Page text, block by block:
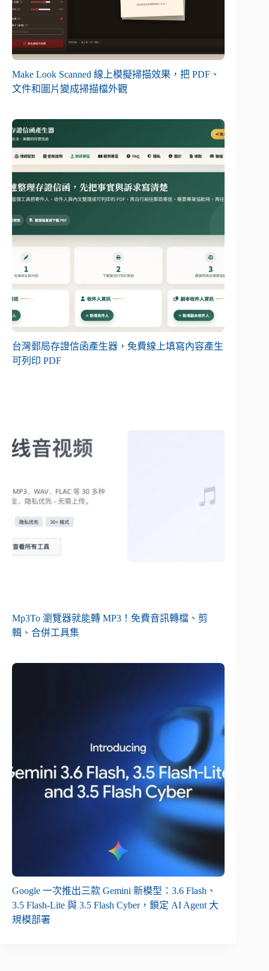
Make Look Scanned 線上模擬掃描效果，把 PDF、
文件和圖片變成掃描檔外觀
台灣郵局存證信函產生器，免費線上填寫內容產生
可列印 PDF
Mp3To 瀏覽器就能轉 MP3！免費音訊轉檔、剪
輯、合併工具集
Google 一次推出三款 Gemini 新模型：3.6 Flash、
3.5 Flash-Lite 與 3.5 Flash Cyber，鎖定 AI Agent 大
規模部署